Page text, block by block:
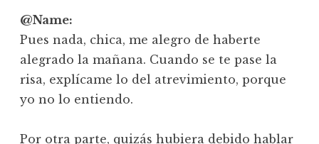
@Name:
Pues nada, chica, me alegro de haberte
alegrado la mañana. Cuando se te pase la
risa, explícame lo del atrevimiento, porque
yo no lo entiendo.
Por otra parte, quizás hubiera debido hablar